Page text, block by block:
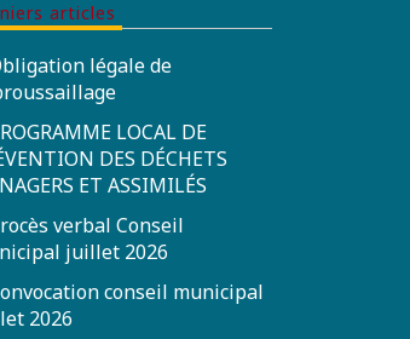
articles
légale de
LOCAL DE
DES DÉCHETS
ET ASSIMILÉS
verbal Conseil
juillet 2026
conseil municipal
2026